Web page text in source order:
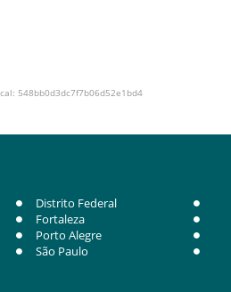
548bb0d3dc7f7b06d52e1bd4
Distrito Federal
Fortaleza
Porto Alegre
São Paulo